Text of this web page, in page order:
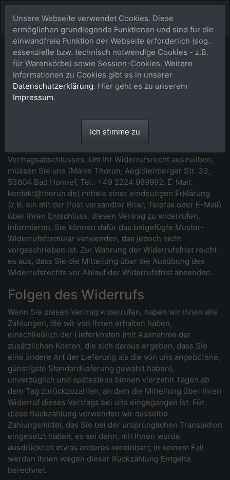
Widerrufsbelehrung
*** Beginn der Widerrufsbelehrung ***
von Gründen diesen Vertrag zu widerrufen. Die
Vertragsabschlusses. Um Ihr Widerrufsrecht auszuüben,
müssen Sie uns (Maike Thorun, Aegidienberger Str. 33,
53604 Bad Honnef, Tel.: +49 2224 989992, E-Mail:
kontakt@thorun.de) mittels einer eindeutigen Erklärung
(z.B. ein mit der Post versandter Brief, Telefax oder E-Mail)
über Ihren Entschluss, diesen Vertrag zu widerrufen,
informieren. Sie können dafür das beigefügte Muster-
Widerrufsformular verwenden, das jedoch nicht
vorgeschrieben ist. Zur Wahrung der Widerrufsfrist reicht
es aus, dass Sie die Mitteilung über die Ausübung des
Widerrufsrechts vor Ablauf der Widerrufsfrist absenden.
Folgen des Widerrufs
Wenn Sie diesen Vertrag widerrufen, haben wir Ihnen alle
Zahlungen, die wir von Ihnen erhalten haben,
einschließlich der Lieferkosten (mit Ausnahme der
zusätzlichen Kosten, die sich daraus ergeben, dass Sie
eine andere Art der Lieferung als die von uns angebotene,
günstigste Standardlieferung gewählt haben),
unverzüglich und spätestens binnen vierzehn Tagen ab
dem Tag zurückzuzahlen, an dem die Mitteilung über Ihren
Widerruf dieses Vertrags bei uns eingegangen ist. Für
diese Rückzahlung verwenden wir dasselbe
Zahlungsmittel, das Sie bei der ursprünglichen Transaktion
eingesetzt haben, es sei denn, mit Ihnen wurde
ausdrücklich etwas anderes vereinbart; in keinem Fall
werden Ihnen wegen dieser Rückzahlung Entgelte
berechnet.
Unsere Webseite verwendet Cookies. Diese
ermöglichen grundlegende Funktionen und sind für die
einwandfreie Funktion der Webseite erforderlich (sog.
essenzielle bzw. technisch notwendige Cookies - z.B.
für Warenkörbe) sowie Session-Cookies. Weitere
Informationen zu Cookies gibt es in unserer
Datenschutzerklärung. Hier geht es zu unserem
Impressum.
Ich stimme zu